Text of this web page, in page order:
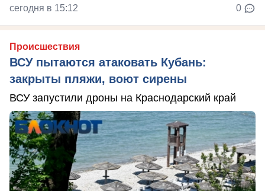
сегодня в 15:12 0
Происшествия
ВСУ пытаются атаковать Кубань:
закрыты пляжи, воют сирены
ВСУ запустили дроны на Краснодарский край